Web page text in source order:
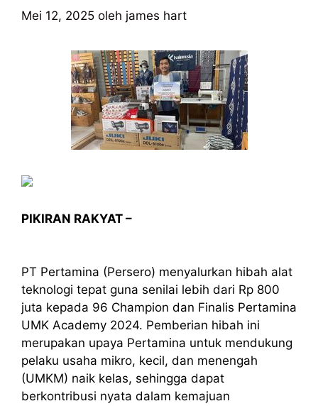
Mei 12, 2025 oleh james hart
PIKIRAN RAKYAT –
PT Pertamina (Persero) menyalurkan hibah alat
teknologi tepat guna senilai lebih dari Rp 800
juta kepada 96 Champion dan Finalis Pertamina
UMK Academy 2024. Pemberian hibah ini
merupakan upaya Pertamina untuk mendukung
pelaku usaha mikro, kecil, dan menengah
(UMKM) naik kelas, sehingga dapat
berkontribusi nyata dalam kemajuan